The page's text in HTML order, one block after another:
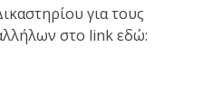
για τους
στο link εδώ: